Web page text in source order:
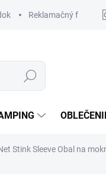
Reklamačný
Hľadať
Stink Sleeve Obal na